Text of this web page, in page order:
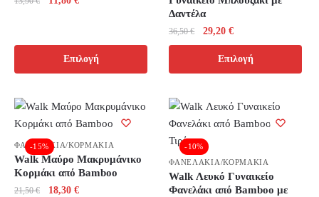
13,90 €.είναι:
11,80 €.
Επιλογή
έχει
παραλλαγές.
Οι
επιλογές
μπορούν
να
Δαντέλα
36,50€
Original
price
was:
36,50 €.
29,20€Η
τρέχουσα
τιμή
είναι:
Επιλογή
το
έχει
πολλαπλές
παραλλαγές.
Οι
επιλογές
μπορούν
-15%
ΦΑΝΕΛΑΚΙΑ/ΚΟΡΜΑΚΙΑ
Walk Μαύρο Μακρυμάνικο
Κορμάκι από Bamboo
21,50€
Original
18,30 €Η
-10%
ΦΑΝΕΛΑΚΙΑ/ΚΟΡΜΑΚΙΑ
Walk Λευκό Γυναικείο
Φανελάκι από Bamboo με